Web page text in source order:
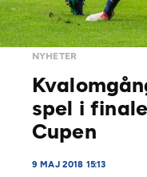
NYHETER
spel i
Cupen
9 MAJ 2018 15:13